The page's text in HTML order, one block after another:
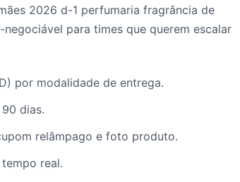
2026 d-1 perfumaria fragrância de
para times que querem escalar
por modalidade de entrega.
dias.
relâmpago e foto produto.
real.